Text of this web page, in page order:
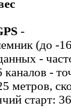
-
(до -
-
-
метров,
старт: